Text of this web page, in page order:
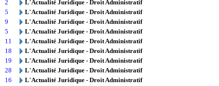
2
L'Actualité Juridique - Droit Administratif
5
L'Actualité Juridique - Droit Administratif
9
L'Actualité Juridique - Droit Administratif
5
L'Actualité Juridique - Droit Administratif
11
L'Actualité Juridique - Droit Administratif
18
L'Actualité Juridique - Droit Administratif
19
L'Actualité Juridique - Droit Administratif
28
L'Actualité Juridique - Droit Administratif
16
L'Actualité Juridique - Droit Administratif